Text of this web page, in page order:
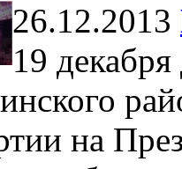
26.12.2013
19
на